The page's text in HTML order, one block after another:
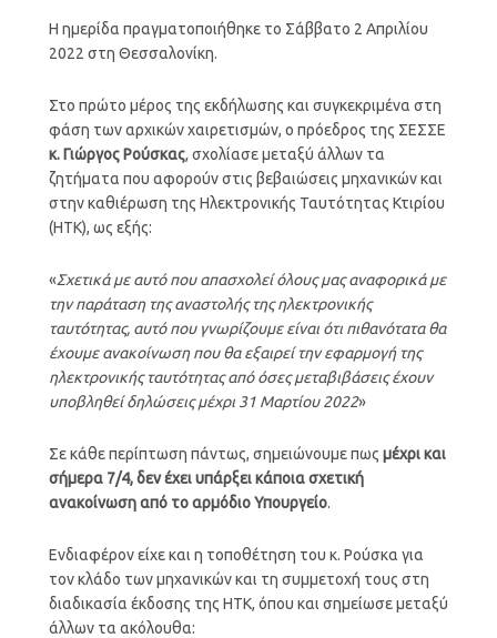
Η ημερίδα πραγματοποιήθηκε το Σάββατο 2 Απριλίου
2022 στη Θεσσαλονίκη.
Στο πρώτο μέρος της εκδήλωσης και συγκεκριμένα στη
φάση των αρχικών χαιρετισμών, ο πρόεδρος της ΣΕΣΣΕ
κ. Γιώργος Ρούσκας, σχολίασε μεταξύ άλλων τα
ζητήματα που αφορούν στις βεβαιώσεις μηχανικών και
στην καθιέρωση της Ηλεκτρονικής Ταυτότητας Κτιρίου
(ΗΤΚ), ως εξής:
«Σχετικά με αυτό που απασχολεί όλους μας αναφορικά με
την παράταση της αναστολής της ηλεκτρονικής
ταυτότητας, αυτό που γνωρίζουμε είναι ότι πιθανότατα θα
έχουμε ανακοίνωση που θα εξαιρεί την εφαρμογή της
ηλεκτρονικής ταυτότητας από όσες μεταβιβάσεις έχουν
υποβληθεί δηλώσεις μέχρι 31 Μαρτίου 2022»
Σε κάθε περίπτωση πάντως, σημειώνουμε πως μέχρι και
σήμερα 7/4, δεν έχει υπάρξει κάποια σχετική
ανακοίνωση από το αρμόδιο Υπουργείο.
Ενδιαφέρον είχε και η τοποθέτηση του κ. Ρούσκα για
τον κλάδο των μηχανικών και τη συμμετοχή τους στη
διαδικασία έκδοσης της ΗΤΚ, όπου και σημείωσε μεταξύ
άλλων τα ακόλουθα: